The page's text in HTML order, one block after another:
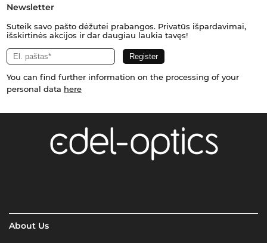
Newsletter
Suteik savo pašto dėžutei prabangos. Privatūs išpardavimai,
išskirtinės akcijos ir dar daugiau laukia tavęs!
You can find further information on the processing of your
personal data here
About Us